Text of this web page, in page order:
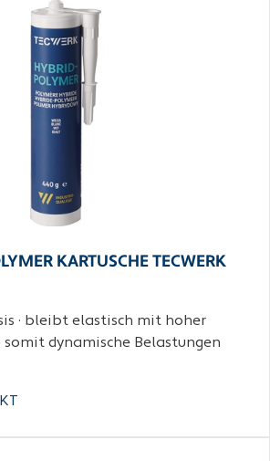
KARTUSCHE TECWERK
· bleibt elastisch mit hoher
somit dynamische Belastungen